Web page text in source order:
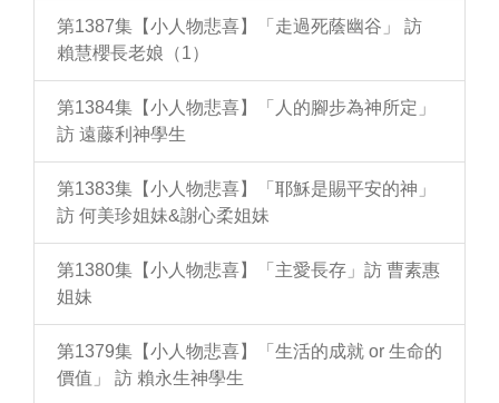
第1387集【小人物悲喜】「走過死蔭幽谷」 訪
賴慧櫻長老娘（1）
第1384集【小人物悲喜】「人的腳步為神所定」
訪 遠藤利神學生
第1383集【小人物悲喜】「耶穌是賜平安的神」
訪 何美珍姐妹&謝心柔姐妹
第1380集【小人物悲喜】「主愛長存」訪 曹素惠
姐妹
第1379集【小人物悲喜】「生活的成就 or 生命的
價值」 訪 賴永生神學生